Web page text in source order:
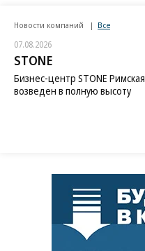
Новости компаний Все
07.08.2026
STONE
Бизнес-центр STONE Римская
возведен в полную высоту